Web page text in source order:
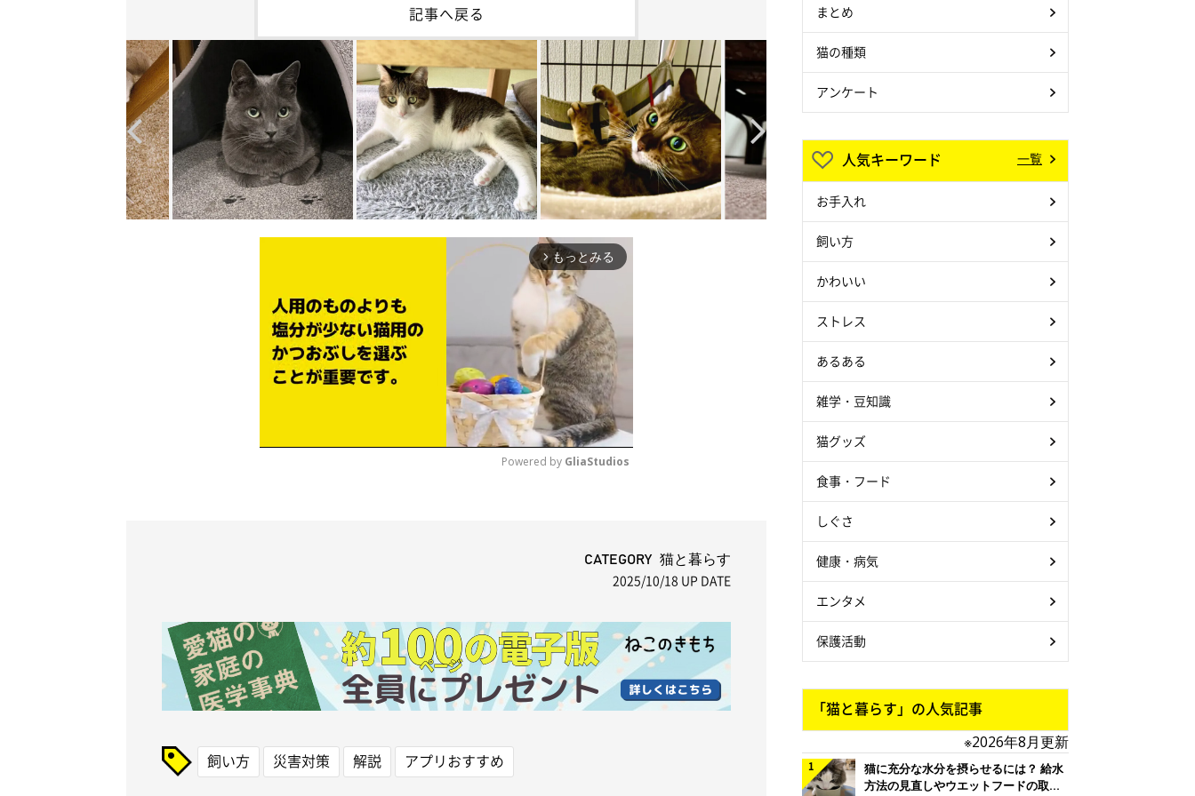
記事へ戻る
arrow_forward_ios もっとみる
Powered by GliaStudios
CATEGORY 猫と暮らす
2025/10/18 UP DATE
飼い方 災害対策 解説 アプリおすすめ
まとめ
猫の種類
アンケート
人気キーワード 一覧
お手入れ
飼い方
かわいい
ストレス
あるある
雑学・豆知識
猫グッズ
食事・フード
しぐさ
健康・病気
エンタメ
保護活動
「猫と暮らす」の人気記事
※2026年8月更新
猫に充分な水分を摂らせるには？ 給水
方法の見直しやウエットフードの取り